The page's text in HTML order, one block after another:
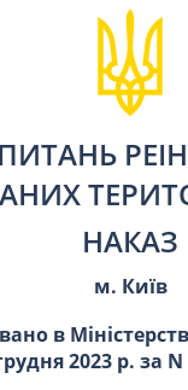
НАКАЗ
м. Київ
в
2023 р. за